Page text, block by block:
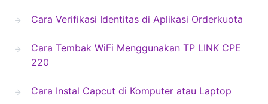
Cara Verifikasi Identitas di Aplikasi Orderkuota
Cara Tembak WiFi Menggunakan TP LINK CPE
220
Cara Instal Capcut di Komputer atau Laptop